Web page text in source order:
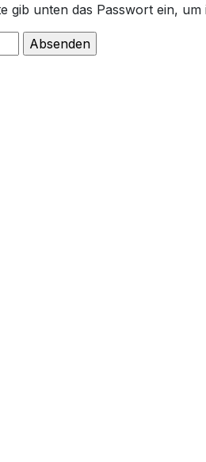
gib unten das Passwort ein,